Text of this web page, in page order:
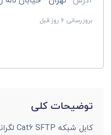
بروزرسانی 6 روز قبل
توضیحات کلی
کابل شبکه Cat6 SFTP لگراند